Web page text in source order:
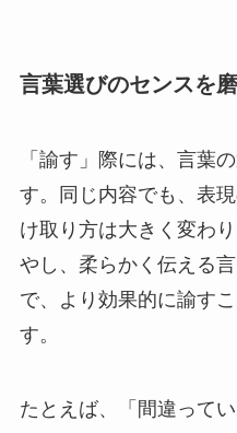
言葉選びのセンスを磨
「諭す」際には、言葉
す。同じ内容でも、表
け取り方は大きく変わ
やし、柔らかく伝える
で、より効果的に諭す
す。
たとえば、「間違って